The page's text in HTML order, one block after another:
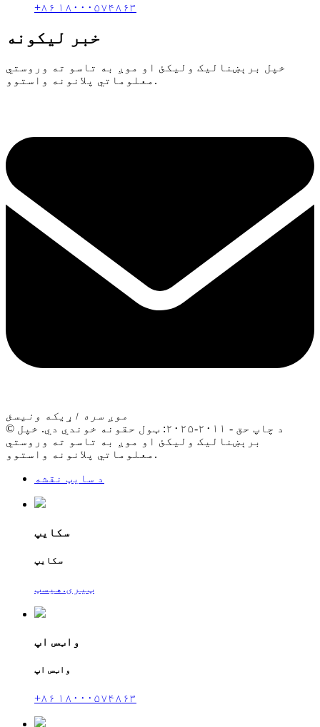
+۸۶ ۱۸۰۰۰۵۷۴۸۶۳
خبر لیکونه
خپل برېښنالیک ولیکئ او موږ به تاسو ته وروستي
معلوماتي پلانونه واستوو.
موږ سره اړیکه ونیسئ
© د چاپ حق - ۲۰۱۱-۲۰۲۵: ټول حقونه خوندي دي. خپل
برېښنالیک ولیکئ او موږ به تاسو ته وروستي
معلوماتي پلانونه واستوو.
د سایټ نقشه
سکایپ
سکایپ
ټیری.هیسټ
واټس اپ
واټس اپ
+۸۶ ۱۸۰۰۰۵۷۴۸۶۳